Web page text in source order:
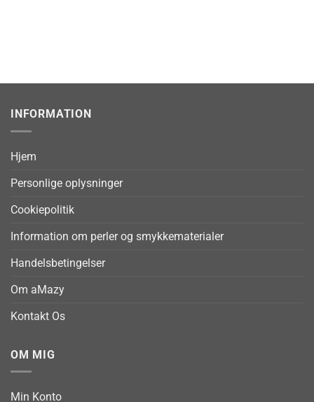
INFORMATION
Hjem
Personlige oplysninger
Cookiepolitik
Information om perler og smykkematerialer
Handelsbetingelser
Om aMazy
Kontakt Os
OM MIG
Min Konto